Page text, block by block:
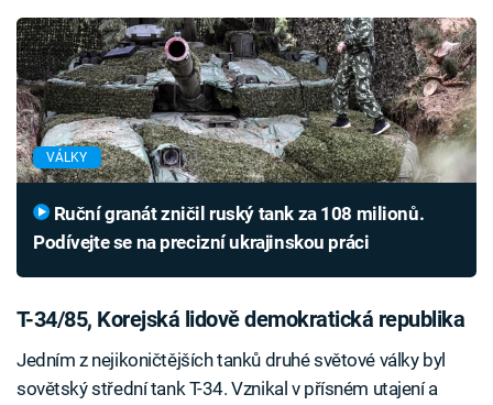
VÁLKY
Podívejte se na precizní ukrajinskou práci
T-34/85, Korejská lidově demokratická republika
Jedním z nejikoničtějších tanků druhé světové války byl
sovětský střední tank T-34. Vznikal v přísném utajení a